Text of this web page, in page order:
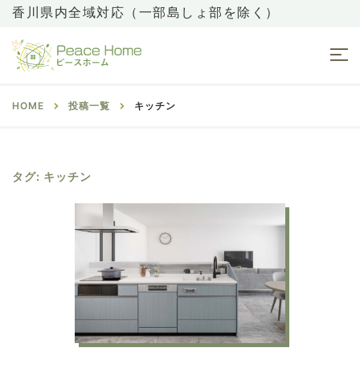
香川県内全域対応（一部島しょ部を除く）
HOME 投稿一覧 キッチン
タグ: キッチン